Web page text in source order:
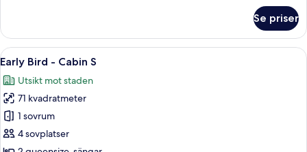
Bird
Cabin
Se priser
Öppna
alla
foton
för
Early
Bird
-
En modern inredning med ett
6
Early Bird - Cabin S
Utsikt mot staden
71 kvadratmeter
1 sovrum
4 sovplatser